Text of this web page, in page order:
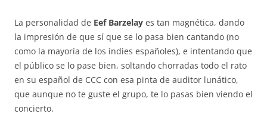
La personalidad de Eef Barzelay es tan magnética, dando
la impresión de que sí que se lo pasa bien cantando (no
como la mayoría de los indies españoles), e intentando que
el público se lo pase bien, soltando chorradas todo el rato
en su español de CCC con esa pinta de auditor lunático,
que aunque no te guste el grupo, te lo pasas bien viendo el
concierto.